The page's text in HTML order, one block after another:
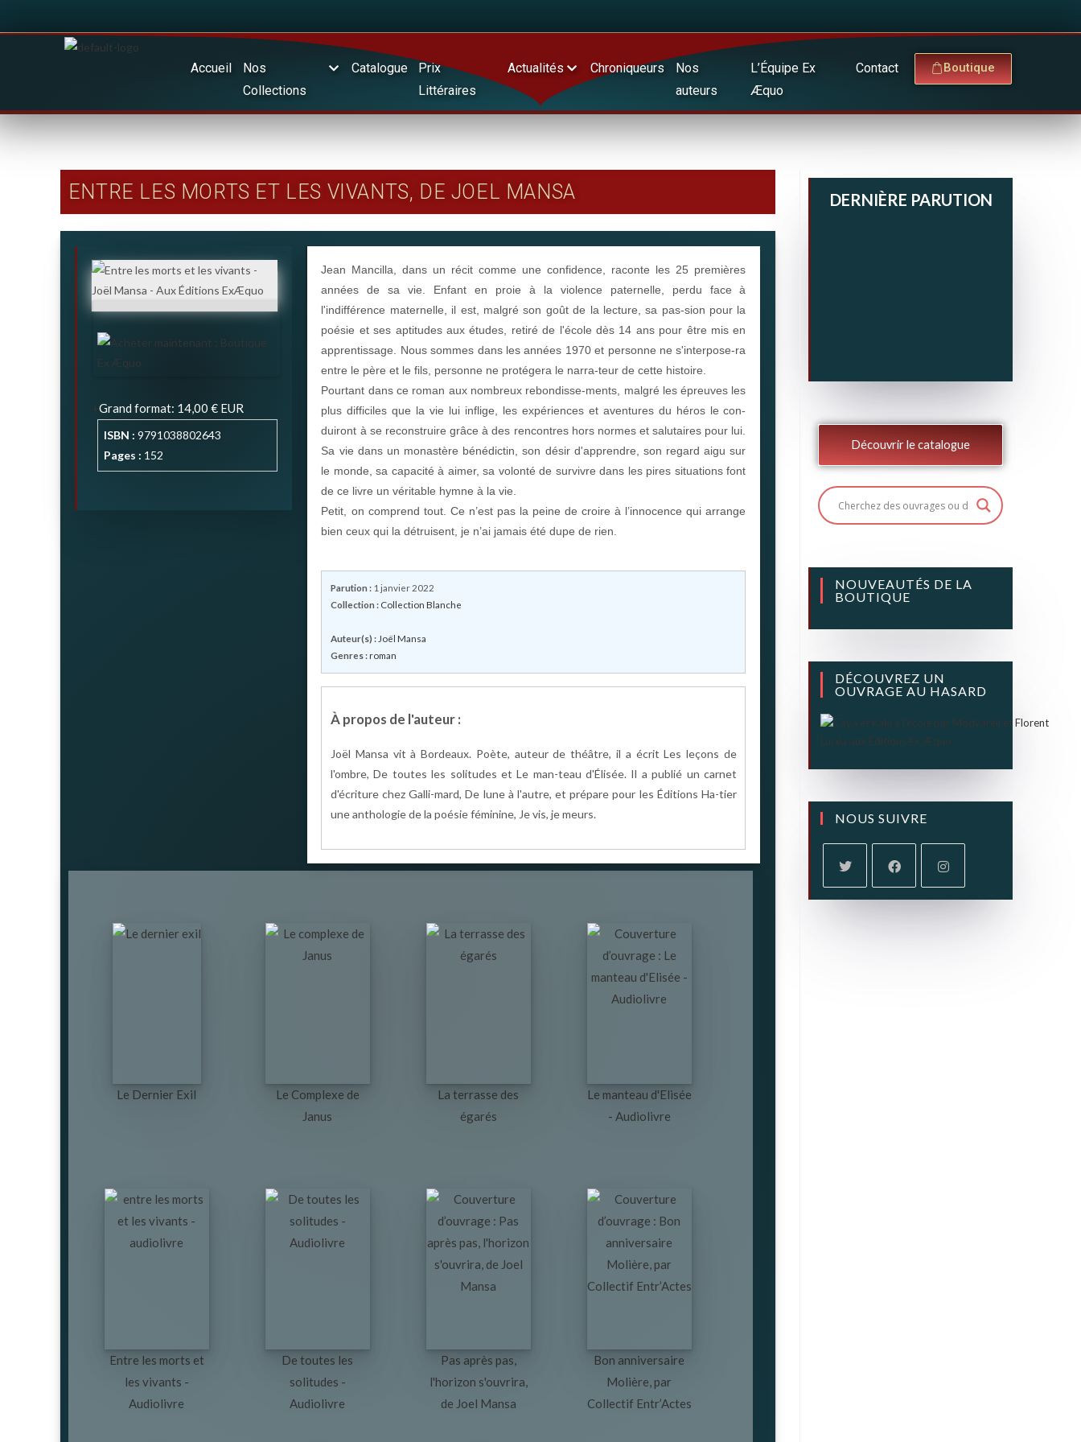
Accueil
Nos
Collections
Catalogue
Prix
Littéraires
Actualités Chroniqueurs
Nos
auteurs
L’Équipe Ex
Æquo
Contact Boutique
ENTRE LES MORTS ET LES VIVANTS, DE JOEL MANSA
Grand format: 14,00 €EUR
ISBN : 9791038802643
Pages : 152
Jean Mancilla, dans un récit comme une confidence, raconte les 25 premières
années de sa vie. Enfant en proie à la violence paternelle, perdu face à
l'indifférence maternelle, il est, malgré son goût de la lecture, sa pas-sion pour la
poésie et ses aptitudes aux études, retiré de l'école dès 14 ans pour être mis en
apprentissage. Nous sommes dans les années 1970 et personne ne s'interpose-ra
entre le père et le fils, personne ne protégera le narra-teur de cette histoire.
Pourtant dans ce roman aux nombreux rebondisse-ments, malgré les épreuves les
plus difficiles que la vie lui inflige, les expériences et aventures du héros le con-
duiront à se reconstruire grâce à des rencontres hors normes et salutaires pour lui.
Sa vie dans un monastère bénédictin, son désir d'apprendre, son regard aigu sur
le monde, sa capacité à aimer, sa volonté de survivre dans les pires situations font
de ce livre un véritable hymne à la vie.
Petit, on comprend tout. Ce n’est pas la peine de croire à l’innocence qui arrange
bien ceux qui la détruisent, je n’ai jamais été dupe de rien.
Parution : 1 janvier 2022
Collection : Collection Blanche
Auteur(s) : Joël Mansa
Genres :roman
À propos de l'auteur :
Joël Mansa vit à Bordeaux. Poète, auteur de théâtre, il a écrit Les leçons de
l'ombre, De toutes les solitudes et Le man-teau d'Élisée. Il a publié un carnet
d'écriture chez Galli-mard, De lune à l'autre, et prépare pour les Éditions Ha-tier
une anthologie de la poésie féminine, Je vis, je meurs.
Le Dernier Exil
Le Complexe de
Janus
La terrasse des
égarés
Le manteau d'Elisée
- Audiolivre
Entre les morts et
les vivants -
Audiolivre
De toutes les
solitudes -
Audiolivre
Pas après pas,
l'horizon s'ouvrira,
de Joel Mansa
Bon anniversaire
Molière, par
Collectif Entr’Actes
DERNIÈRE PARUTION
Découvrir le catalogue
NOUVEAUTÉS DE LA
BOUTIQUE
DÉCOUVREZ UN
OUVRAGE AU HASARD
NOUS SUIVRE